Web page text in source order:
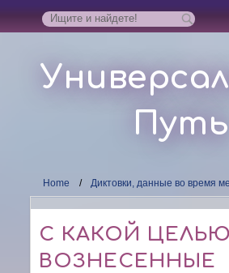
Путь
Home Диктовки, данные во время
С КАКОЙ ЦЕЛЬЮ
ВОЗНЕСЕННЫЕ